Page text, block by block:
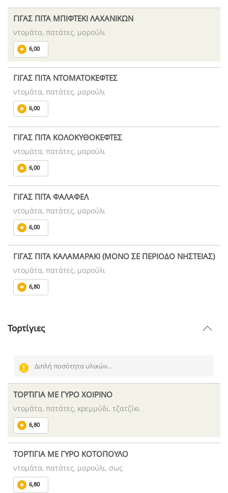
ΓΙΓΑΣ ΠΙΤΑ ΜΠΙΦΤΕΚΙ ΛΑΧΑΝΙΚΩΝ
ντομάτα, πατάτες, μαρούλι
6,00
ΓΙΓΑΣ ΠΙΤΑ ΝΤΟΜΑΤΟΚΕΦΤΕΣ
ντομάτα, πατάτες, μαρούλι
6,00
ΓΙΓΑΣ ΠΙΤΑ ΚΟΛΟΚΥΘΟΚΕΦΤΕΣ
ντομάτα, πατάτες, μαρούλι
6,00
ΓΙΓΑΣ ΠΙΤΑ ΦΑΛΑΦΕΛ
ντομάτα, πατάτες, μαρούλι
6,00
ΓΙΓΑΣ ΠΙΤΑ ΚΑΛΑΜΑΡΑΚΙ (ΜΟΝΟ ΣΕ ΠΕΡΙΟΔΟ ΝΗΣΤΕΙΑΣ)
ντομάτα, πατάτες, μαρούλι
6,80
Τορτίγιες
Διπλή ποσότητα υλικών...
ΤΟΡΤΙΓΙΑ ΜΕ ΓΥΡΟ ΧΟΙΡΙΝΟ
ντομάτα, πατάτες, κρεμμύδι, τζατζίκι
6,80
ΤΟΡΤΙΓΙΑ ΜΕ ΓΥΡΟ ΚΟΤΟΠΟΥΛΟ
ντομάτα, πατάτες, μαρούλι, σως
6,80